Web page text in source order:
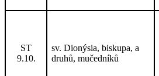
ST
9.10.
sv. Dionýsia, biskupa, a
druhů, mučedníků